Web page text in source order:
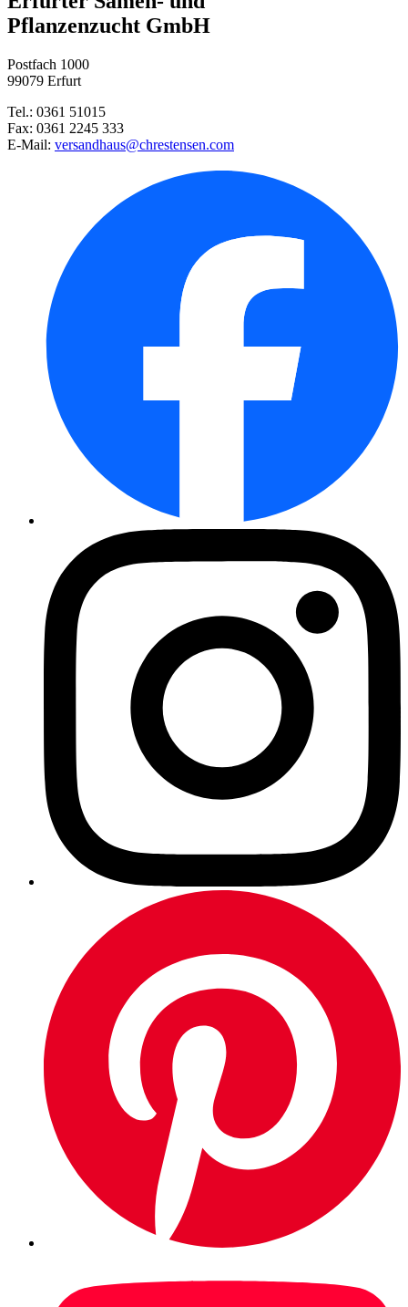
Buschbohne Berggold
Petersilie Moskrul 2 (Mooskrau ...
Stabtomate Harzfeuer, F1
Rote Rüben Rote Kugel 2
Feldsalat Verte à coeur plein ...
Zucchini Zuboda
Möhre Nantaise 2
Möhre Rote Riesen 2
Pflanzenzucht GmbH
Postfach 1000
99079 Erfurt
Tel.: 0361 51015
Fax: 0361 2245 333
E-Mail: versandhaus@chrestensen.com